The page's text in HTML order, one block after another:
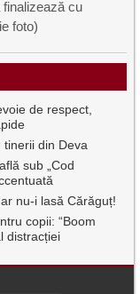
cu
foto)
de respect,
din Deva
sub „Cod
nu-i lasă Cărăguț!
copii: “Boom
distracției